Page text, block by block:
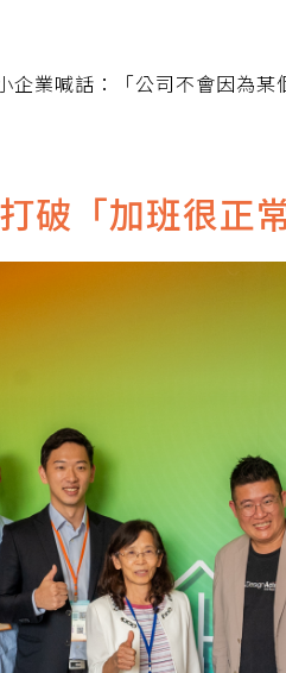
企業喊話：「公司不會因為
破「加班很正